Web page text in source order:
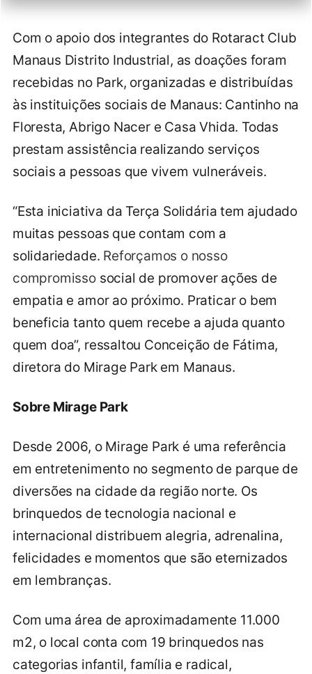
Com o apoio dos integrantes do Rotaract Club
Manaus Distrito Industrial, as doações foram
recebidas no Park, organizadas e distribuídas
às instituições sociais de Manaus: Cantinho na
Floresta, Abrigo Nacer e Casa Vhida. Todas
prestam assistência realizando serviços
sociais a pessoas que vivem vulneráveis.
“Esta iniciativa da Terça Solidária tem ajudado
muitas pessoas que contam com a
solidariedade. Reforçamos o nosso
compromissosocial de promover ações de
empatia e amor ao próximo. Praticar o bem
beneficia tanto quem recebe a ajuda quanto
quem doa”, ressaltou Conceição de Fátima,
diretora do Mirage Park em Manaus.
Sobre Mirage Park
Desde 2006, o Mirage Park é uma referência
em entretenimento no segmento de parque de
diversões na cidade da região norte. Os
brinquedos de tecnologia nacional e
internacional distribuem alegria, adrenalina,
felicidades e momentos que são eternizados
em lembranças.
Com uma área de aproximadamente 11.000
m2, o local conta com 19 brinquedos nas
categorias infantil, família e radical,